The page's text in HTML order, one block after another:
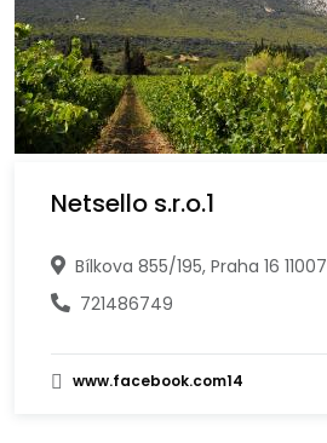
Netsello s.r.o.1
Bílkova 855/195, Praha 16 11007
721486749
www.facebook.com14